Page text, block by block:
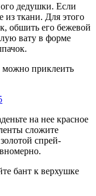
дедушки. Если
из ткани. Для этого
обшить его бежевой
вату в форме
можно приклеить
на нее красное
сложите
спрей-
бант к верхушке